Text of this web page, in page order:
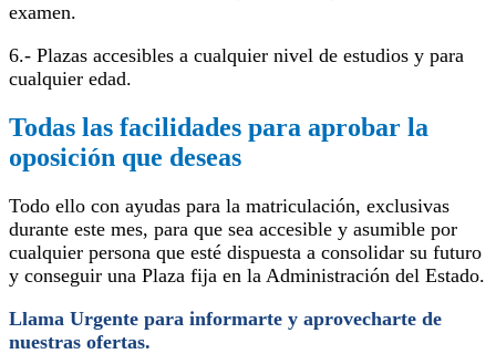
examen.
6.- Plazas accesibles a cualquier nivel de estudios y para
cualquier edad.
Todas las facilidades para aprobar la
oposición que deseas
Todo ello con ayudas para la matriculación, exclusivas
durante este mes, para que sea accesible y asumible por
cualquier persona que esté dispuesta a consolidar su futuro
y conseguir una Plaza fija en la Administración del Estado.
Llama Urgente para informarte y aprovecharte de
nuestras ofertas.